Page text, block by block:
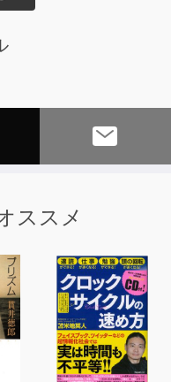
れから文章を書いてみ
もらうことをめざして
力
険力
感力
ススメ